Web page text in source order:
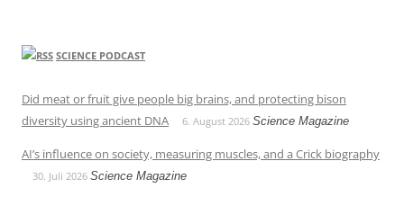
SCIENCE PODCAST
Did meat or fruit give people big brains, and protecting bison
diversity using ancient DNA
6. August 2026 Science Magazine
AI’s influence on society, measuring muscles, and a Crick biography
30. Juli 2026 Science Magazine